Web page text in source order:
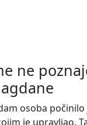
ne
osoba
je upravljao.